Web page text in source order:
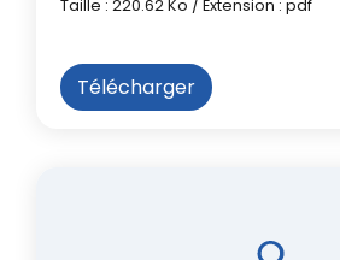
Taille : 220.62 Ko / Extension : pdf
Télécharger